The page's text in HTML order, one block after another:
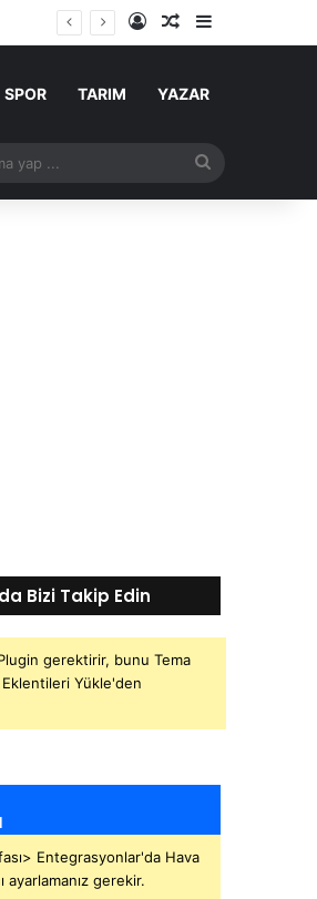
Kayıt OlRastgele Makale
Kenar
SPOR TARIM YAZAR
yap
Bizi Takip Edin
gerektirir, bunu Tema
Yükle'den
Entegrasyonlar'da Hava
ayarlamanız gerekir.